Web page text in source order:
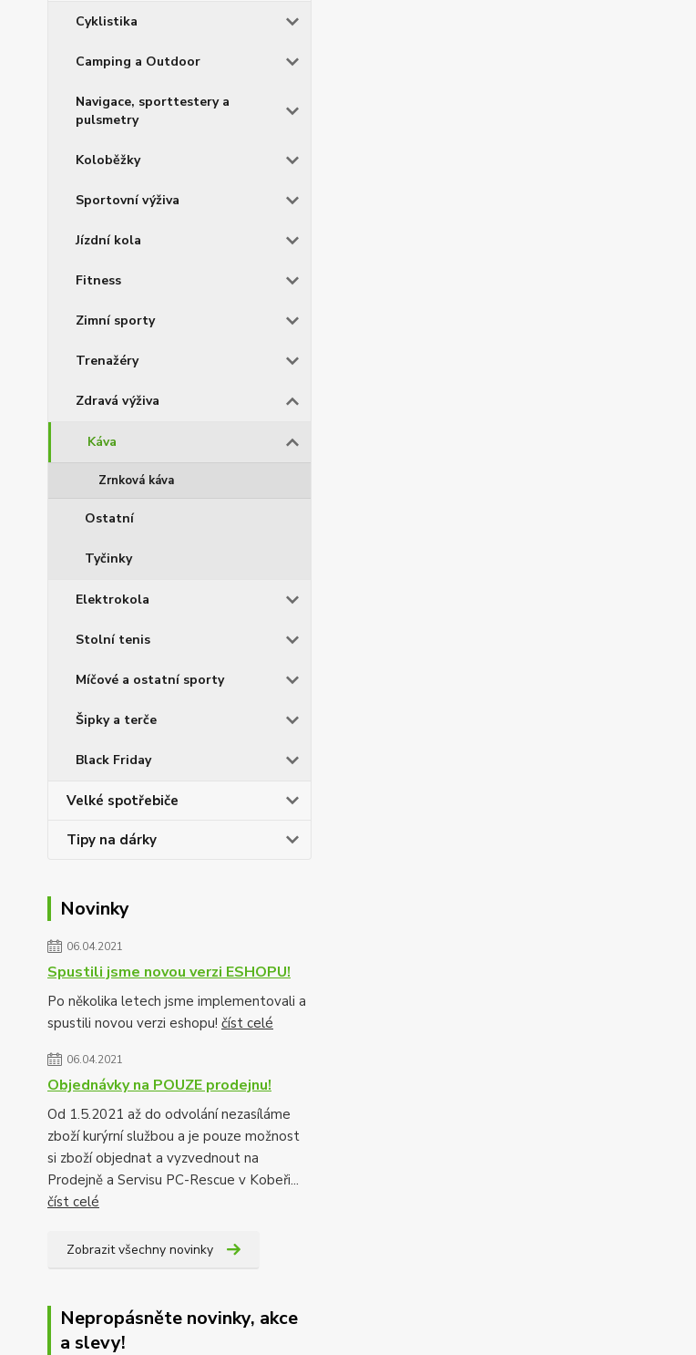
Cyklistika
Camping a Outdoor
Navigace, sporttestery a
pulsmetry
Koloběžky
Sportovní výživa
Jízdní kola
Fitness
Zimní sporty
Trenažéry
Zdravá výživa
Káva
Zrnková káva
Ostatní
Tyčinky
Elektrokola
Stolní tenis
Míčové a ostatní sporty
Šipky a terče
Black Friday
Velké spotřebiče
Tipy na dárky
Novinky
06.04.2021
Spustili jsme novou verzi ESHOPU!
Po několika letech jsme implementovali a
spustili novou verzi eshopu! číst celé
06.04.2021
Objednávky na POUZE prodejnu!
Od 1.5.2021 až do odvolání nezasíláme
zboží kurýrní službou a je pouze možnost
si zboží objednat a vyzvednout na
Prodejně a Servisu PC-Rescue v Kobeři...
číst celé
Zobrazit všechny novinky
Nepropásněte novinky, akce
a slevy!